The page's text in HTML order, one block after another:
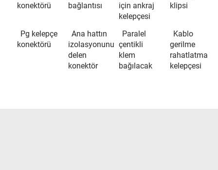
konektörü
bağlantısı
için ankraj
kelepçesi
klipsi
Pg kelepçe
konektörü
Ana hattın
izolasyonunu
delen
konektör
Paralel
çentikli
klem
bağılacak
Kablo
gerilme
rahatlatma
kelepçesi